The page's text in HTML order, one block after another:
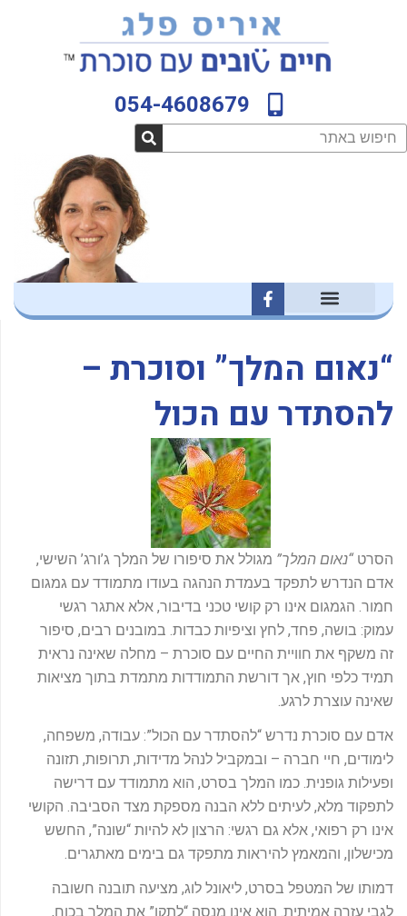
054-4608679
חיפוש
c
b
o
o
k
-
f
“נאום המלך” וסוכרת –
להסתדר עם הכול
הסרט “נאום המלך” מגולל את סיפורו של המלך ג’ורג’ השישי,
אדם הנדרש לתפקד בעמדת הנהגה בעודו מתמודד עם גמגום
חמור. הגמגום אינו רק קושי טכני בדיבור, אלא אתגר רגשי
עמוק: בושה, פחד, לחץ וציפיות כבדות. במובנים רבים, סיפור
זה משקף את חוויית החיים עם סוכרת – מחלה שאינה נראית
תמיד כלפי חוץ, אך דורשת התמודדות מתמדת בתוך מציאות
שאינה עוצרת לרגע.
אדם עם סוכרת נדרש “להסתדר עם הכול”: עבודה, משפחה,
לימודים, חיי חברה – ובמקביל לנהל מדידות, תרופות, תזונה
ופעילות גופנית. כמו המלך בסרט, הוא מתמודד עם דרישה
לתפקוד מלא, לעיתים ללא הבנה מספקת מצד הסביבה. הקושי
אינו רק רפואי, אלא גם רגשי: הרצון לא להיות “שונה”, החשש
מכישלון, והמאמץ להיראות מתפקד גם בימים מאתגרים.
דמותו של המטפל בסרט, ליאונל לוג, מציעה תובנה חשובה
לגבי עזרה אמיתית. הוא אינו מנסה “לתקן” את המלך בכוח,